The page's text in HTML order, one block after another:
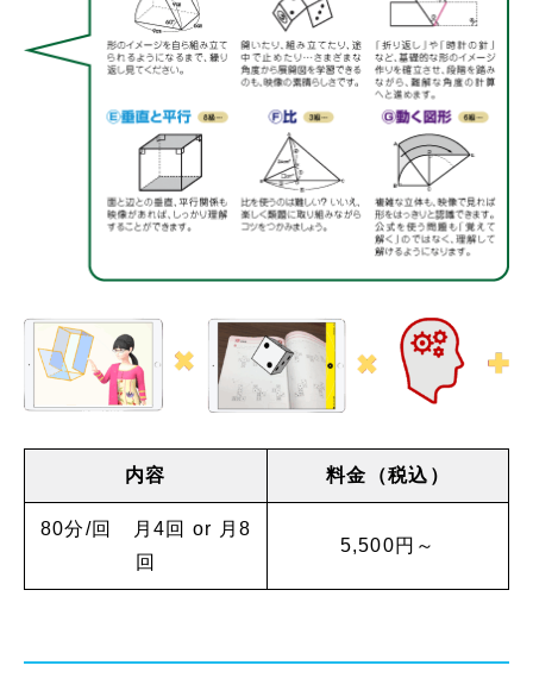
内容 料金（税込）
80分/回 月4回 or 月8
回
5,500円～